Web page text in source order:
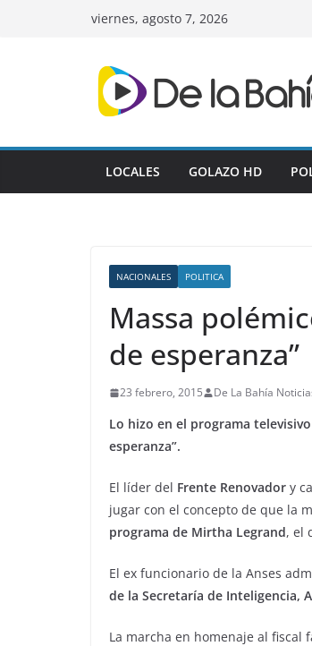
viernes, agosto 7, 2026
LOCALES GOLAZO HD
NACIONALES POLITICA
Massa
de esperanza”
23 febrero, 2015 De La Bahía
Lo hizo en el programa
esperanza”.
El líder del Frente Renovador y
jugar con el concepto de que la
programa de Mirtha Legrand, el
El ex funcionario de la Anses
de la Secretaría de Inteligencia,
La marcha en homenaje al fiscal